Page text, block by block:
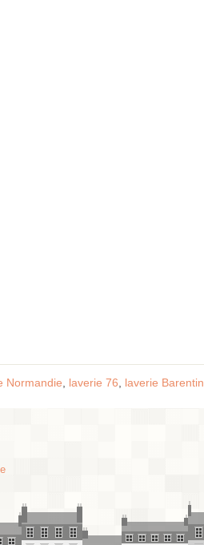
Normandie, laverie 76, laverie Barentin